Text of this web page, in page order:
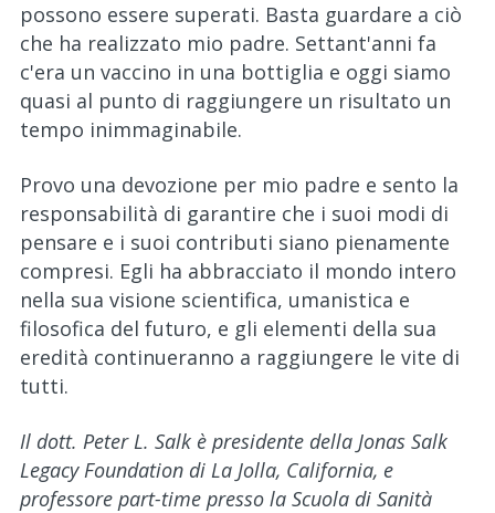
possono essere superati. Basta guardare a ciò
che ha realizzato mio padre. Settant'anni fa
c'era un vaccino in una bottiglia e oggi siamo
quasi al punto di raggiungere un risultato un
tempo inimmaginabile.
Provo una devozione per mio padre e sento la
responsabilità di garantire che i suoi modi di
pensare e i suoi contributi siano pienamente
compresi. Egli ha abbracciato il mondo intero
nella sua visione scientifica, umanistica e
filosofica del futuro, e gli elementi della sua
eredità continueranno a raggiungere le vite di
tutti.
Il dott. Peter L. Salk è presidente della Jonas Salk
Legacy Foundation di La Jolla, California, e
professore part-time presso la Scuola di Sanità